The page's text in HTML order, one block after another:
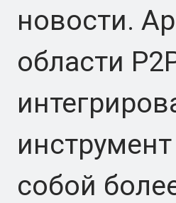
новости.
области
собой